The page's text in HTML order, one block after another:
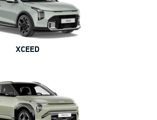
XCEED